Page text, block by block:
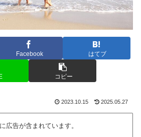
Facebook はてブ
コピー
2023.10.15 2025.05.27
広告が含まれています。